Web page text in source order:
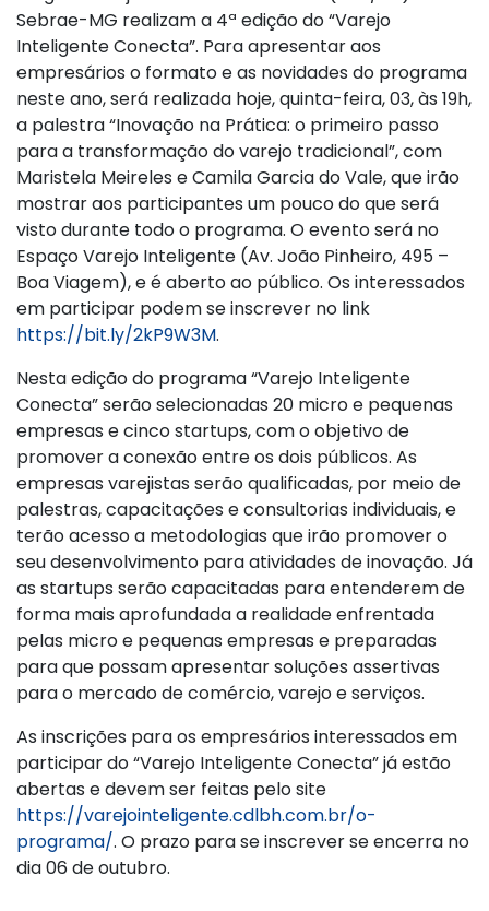
Sebrae-MG realizam a 4ª edição do “Varejo
Inteligente Conecta”. Para apresentar aos
empresários o formato e as novidades do programa
neste ano, será realizada hoje, quinta-feira, 03, às 19h,
a palestra “Inovação na Prática: o primeiro passo
para a transformação do varejo tradicional”, com
Maristela Meireles e Camila Garcia do Vale, que irão
mostrar aos participantes um pouco do que será
visto durante todo o programa. O evento será no
Espaço Varejo Inteligente (Av. João Pinheiro, 495 –
Boa Viagem), e é aberto ao público. Os interessados
em participar podem se inscrever no link
https://bit.ly/2kP9W3M.
Nesta edição do programa “Varejo Inteligente
Conecta” serão selecionadas 20 micro e pequenas
empresas e cinco startups, com o objetivo de
promover a conexão entre os dois públicos. As
empresas varejistas serão qualificadas, por meio de
palestras, capacitações e consultorias individuais, e
terão acesso a metodologias que irão promover o
seu desenvolvimento para atividades de inovação. Já
as startups serão capacitadas para entenderem de
forma mais aprofundada a realidade enfrentada
pelas micro e pequenas empresas e preparadas
para que possam apresentar soluções assertivas
para o mercado de comércio, varejo e serviços.
As inscrições para os empresários interessados em
participar do “Varejo Inteligente Conecta” já estão
abertas e devem ser feitas pelo site
https://varejointeligente.cdlbh.com.br/o-
programa/. O prazo para se inscrever se encerra no
dia 06 de outubro.